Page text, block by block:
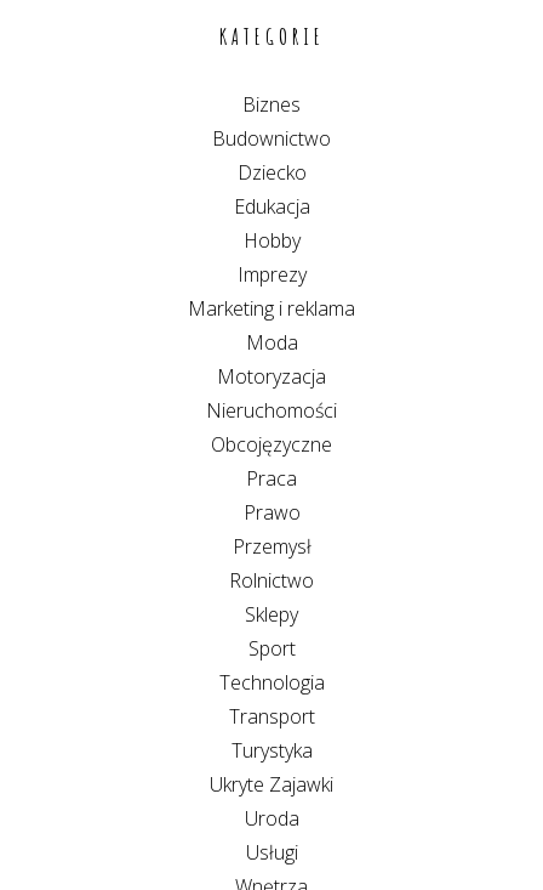
KATEGORIE
Biznes
Budownictwo
Dziecko
Edukacja
Hobby
Imprezy
Marketing i reklama
Moda
Motoryzacja
Nieruchomości
Obcojęzyczne
Praca
Prawo
Przemysł
Rolnictwo
Sklepy
Sport
Technologia
Transport
Turystyka
Ukryte Zajawki
Uroda
Usługi